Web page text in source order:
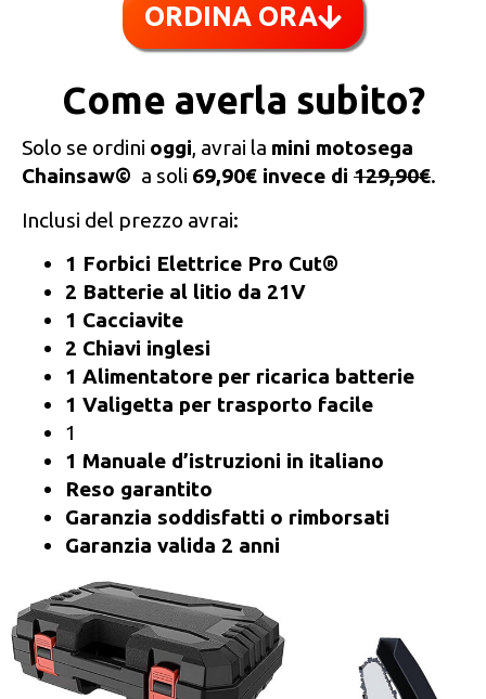
ORDINA ORA
Come averla subito?
Solo se ordini oggi, avrai la mini motosega
Chainsaw© a soli 69,90€ invece di 129,90€.
Inclusi del prezzo avrai:
1 Forbici Elettrice Pro Cut®
2 Batterie al litio da 21V
1 Cacciavite
2 Chiavi inglesi
1 Alimentatore per ricarica batterie
1 Valigetta per trasporto facile
1
1 Manuale d’istruzioni in italiano
Reso garantito
Garanzia soddisfatti o rimborsati
Garanzia valida 2 anni